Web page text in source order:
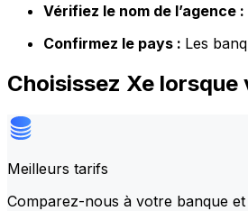
Vérifiez le nom de l’agence :
Confirmez le pays : Les
Choisissez Xe lorsque
Meilleurs tarifs
Comparez-nous à votre banque